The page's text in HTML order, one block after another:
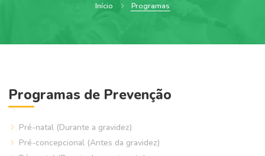
Início Programas
Programas de Prevenção
Pré-natal (Durante a gravidez)
Pré-concepcional (Antes da gravidez)